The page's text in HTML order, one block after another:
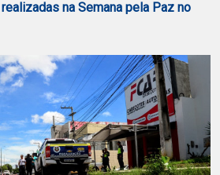
na Semana pela Paz no